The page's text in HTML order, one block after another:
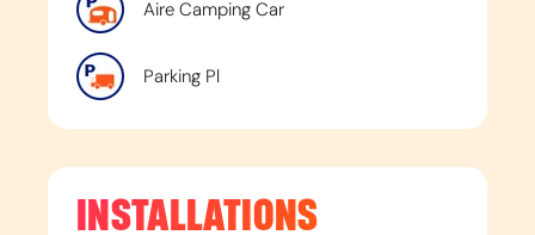
Aire Camping Car
Parking Pl
INSTALLATIONS